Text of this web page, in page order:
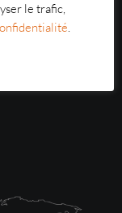
Pontcharra-
le trafic,
.